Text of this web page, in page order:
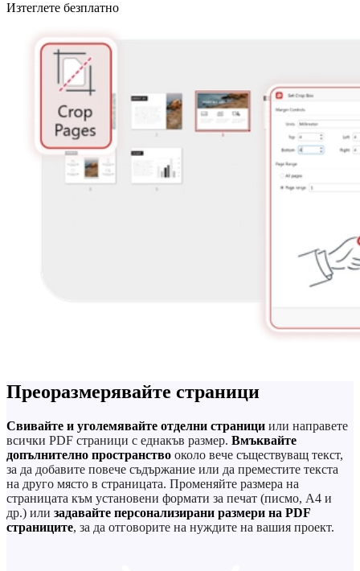
Изтеглете безплатно
Преоразмерявайте страници
Свивайте и уголемявайте отделни страници или направете
всички PDF страници с еднакъв размер. Вмъквайте
допълнително пространство около вече съществуващ текст,
за да добавите повече съдържание или да преместите текста
на друго място в страницата. Променяйте размера на
страницата към установени формати за печат (писмо, A4 и
др.) или задавайте персонализирани размери на PDF
страниците, за да отговорите на нуждите на вашия проект.